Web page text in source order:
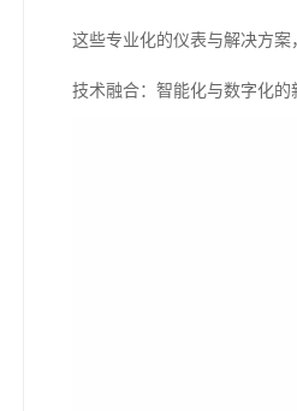
这些专业化的仪表与解决方案
技术融合：智能化与数字化的